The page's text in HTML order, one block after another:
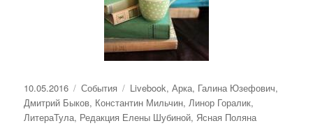
Опубликовано
10.05.2016 Рубрики
События Метки
Livebook,Арка, Галина Юзефович,
Дмитрий Быков, Константин Мильчин, Линор Горалик,
ЛитераТула, Редакция Елены Шубиной, Ясная Поляна